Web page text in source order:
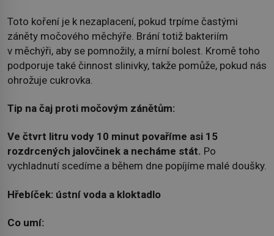
Toto koření je k nezaplacení, pokud trpíme častými
záněty močového měchýře. Brání totiž bakteriím
v měchýři, aby se pomnožily, a mírní bolest. Kromě toho
podporuje také činnost slinivky, takže pomůže, pokud nás
ohrožuje cukrovka.
Tip na čaj proti močovým zánětům:
Ve čtvrt litru vody 10 minut povaříme asi 15
rozdrcených jalovčinek a necháme stát. Po
vychladnutí scedíme a během dne popíjíme malé doušky.
Hřebíček: ústní voda a kloktadlo
Co umí: